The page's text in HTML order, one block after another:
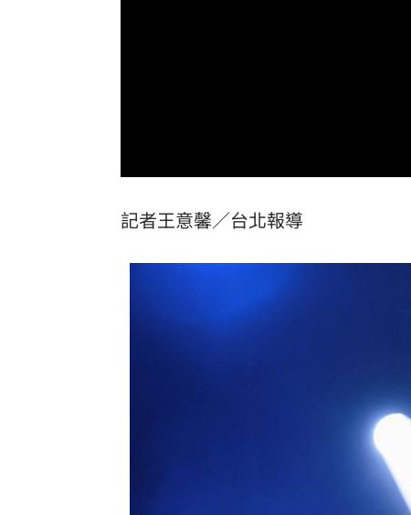
LIVE三立+24小時直播 15:27
三立iNEWS新聞台線上直播
AI時代！威力馬導入智慧營運系統提升
商場戰國來臨 台中「頂奢大道」逐漸成
8國球員齊聚高雄 Formosa 7s掀足球
理想混蛋號召粉絲跨海追星吃美食！ 18:15
記者王意馨／台北報導